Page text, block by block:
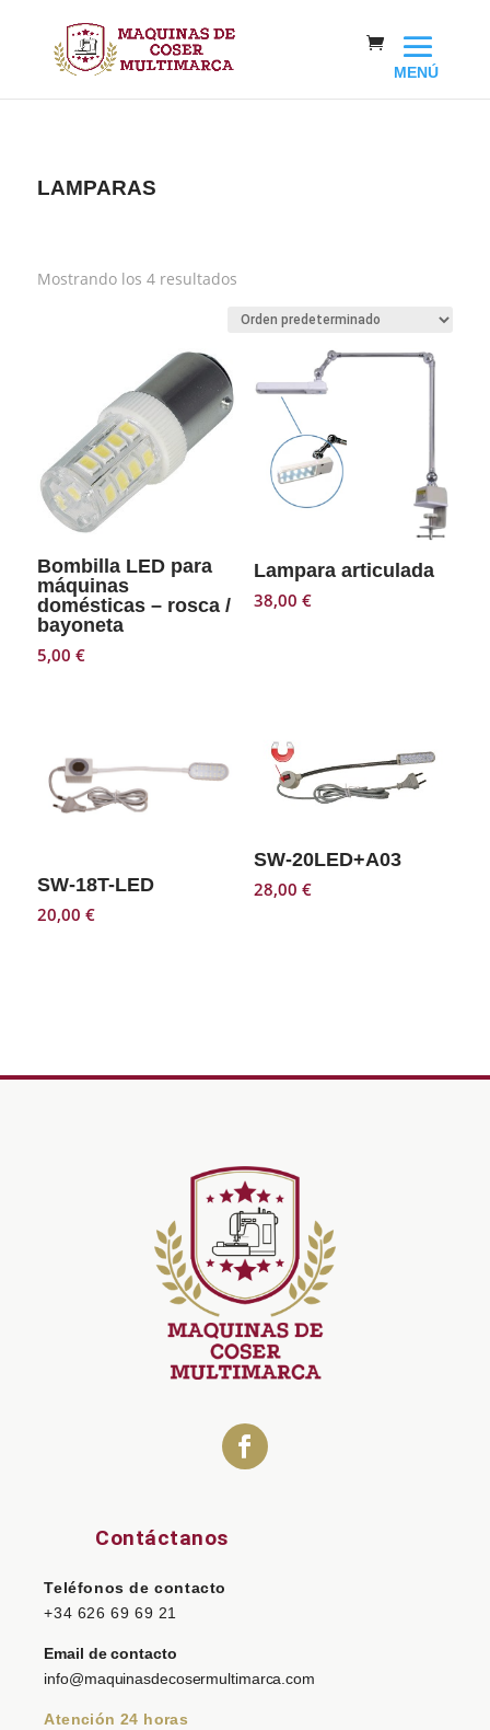
LAMPARAS
Mostrando los 4 resultados
Bombilla LED para
máquinas
domésticas – rosca /
bayoneta
5,00 €
Lampara articulada
38,00 €
SW-18T-LED
20,00 €
SW-20LED+A03
28,00 €
Contáctanos
Teléfonos de contacto
+34 626 69 69 21
Email de contacto
info@maquinasdecosermultimarca.com
Atención 24 horas